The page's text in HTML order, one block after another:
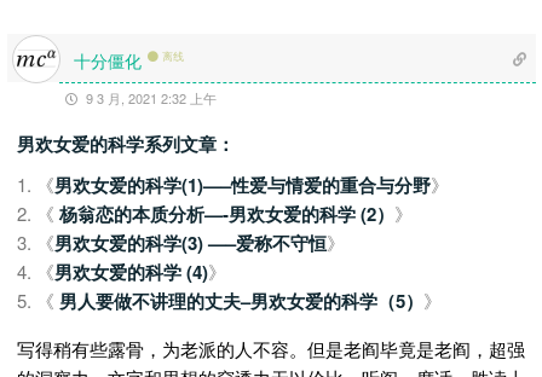
十分僵化 离线
9 3 月, 2021 2:32 上午
男欢女爱的科学系列文章：
《男欢女爱的科学(1)—–性爱与情爱的重合与分野》
《 杨翁恋的本质分析—-男欢女爱的科学 (2） 》
《男欢女爱的科学(3) —–爱称不守恒》
《男欢女爱的科学 (4)》
《 男人要做不讲理的丈夫–男欢女爱的科学（5） 》
写得稍有些露骨，为老派的人不容。但是老阎毕竟是老阎，超强